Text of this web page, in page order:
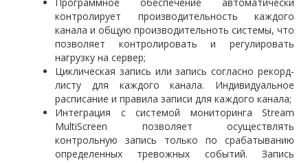
контролирует производительность каждого
канала и общую производительноть системы, что
позволяет контролировать и регулировать
нагрузку на сервер;
Циклическая запись или запись согласно рекорд-
листу для каждого канала. Индивидуальное
расписание и правила записи для каждого канала;
Интеграция с системой мониторинга Stream
MultiScreen позволяет осуществлять
контрольную запись только по срабатыванию
определенных тревожных событий. Запись